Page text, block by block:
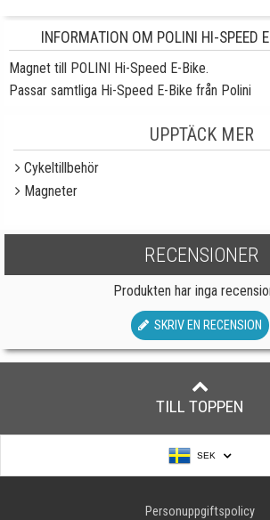
INFORMATION OM POLINI HI-SPEED
Magnet till POLINI Hi-Speed E-Bike.
Passar samtliga Hi-Speed E-Bike från Polini
UPPTÄCK MER
Cykeltillbehör
Magneter
RECENSIONER
Produkten har inga
SKRIV EN RECENSION
TILL TOPPEN
SEK
Personuppgiftspolicy